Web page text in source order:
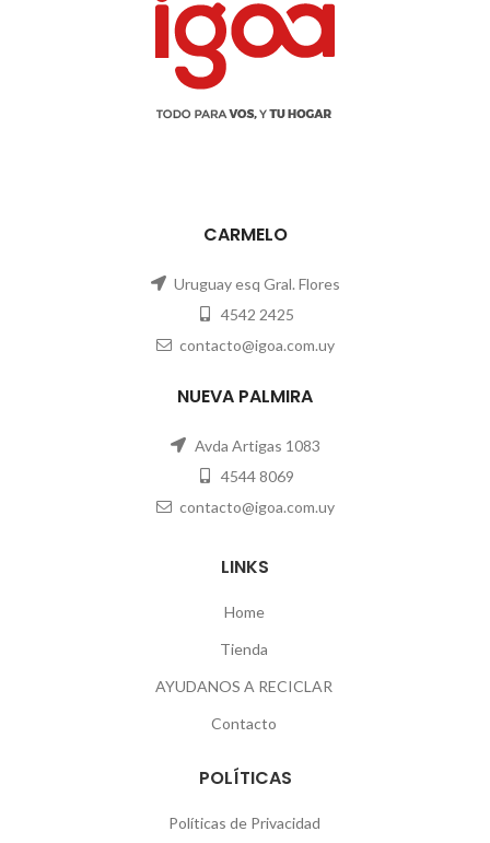
CARMELO
Uruguay esq Gral. Flores
4542 2425
contacto@igoa.com.uy
NUEVA PALMIRA
Avda Artigas 1083
4544 8069
contacto@igoa.com.uy
LINKS
Home
Tienda
AYUDANOS A RECICLAR
Contacto
POLÍTICAS
Políticas de Privacidad